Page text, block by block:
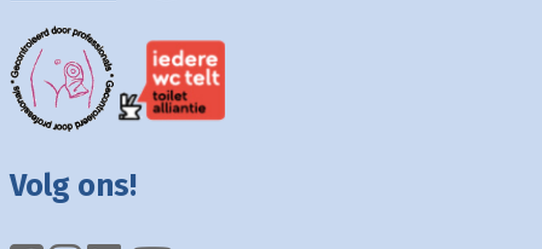
Volg ons!